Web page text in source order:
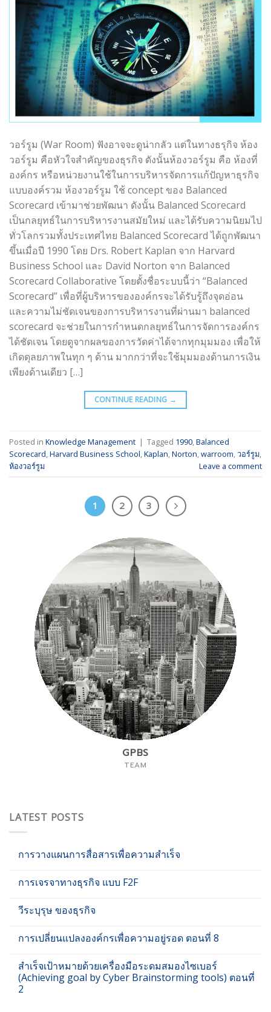
วอร์รูม (War Room) ฟังอาจจะดูน่ากลัว แต่ในทางธรุกิจ ห้อง
วอร์รูม คือหัวใจสำคัญของธุรกิจ ดังนั้นห้องวอร์รูม คือ ห้องที่
องค์กร หรือหน่วยงานใช้ในการบริหารจัดการแก้ปัญหาธุรกิจ
แบบองค์รวม ห้องวอร์รูม ใช้ concept ของ Balanced
Scorecard เข้ามาช่วยพัฒนา ดังนั้น Balanced Scorecard
เป็นกลยุทธ์ในการบริหารงานสมัยใหม่ และได้รับความนิยมไป
ทั่วโลกรวมทั้งประเทศไทย Balanced Scorecard ได้ถูกพัฒนา
ขึ้นเมื่อปี 1990 โดย Drs. Robert Kaplan จาก Harvard
Business School และ David Norton จาก Balanced
Scorecard Collaborative โดยตั้งชื่อระบบนี้ว่า “Balanced
Scorecard” เพื่อที่ผู้บริหารขององค์กรจะได้รับรู้ถึงจุดอ่อน
และความไม่ชัดเจนของการบริหารงานที่ผ่านมา balanced
scorecard จะช่วยในการกำหนดกลยุทธ์ในการจัดการองค์กร
ได้ชัดเจน โดยดูจากผลของการวัดค่าได้จากทุกมุมมอง เพื่อให้
เกิดดุลยภาพในทุก ๆ ด้าน มากกว่าที่จะใช้มุมมองด้านการเงิน
เพียงด้านเดียว […]
CONTINUE READING →
Posted in Knowledge Management | Tagged 1990 Balanced
Scorecard Harvard Business School Kaplan Norton warroom วอร์รูม
ห้องวอร์รูม
Leave a comment
1 2 3
GPBS
TEAM
LATEST POSTS
การวางแผนการสื่อสารเพื่อความสำเร็จ
การเจรจาทางธุรกิจ แบบ F2F
วีระบุรุษ ของธุรกิจ
การเปลี่ยนแปลงองค์กรเพื่อความอยู่รอด ตอนที่ 8
สำเร็จเป้าหมายด้วยเครื่องมือระดมสมองไซเบอร์
(Achieving goal by Cyber Brainstorming tools) ตอนที่
2